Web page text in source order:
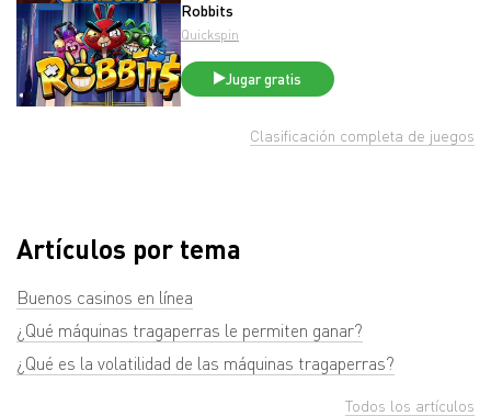
Robbits
Quickspin
Jugar gratis
Clasificación completa de juegos
Artículos por tema
Buenos casinos en línea
¿Qué máquinas tragaperras le permiten ganar?
¿Qué es la volatilidad de las máquinas tragaperras?
Todos los artículos